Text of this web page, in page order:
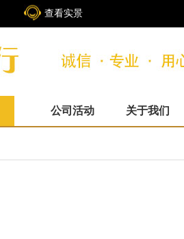
查看实景
公司活动 关于我们